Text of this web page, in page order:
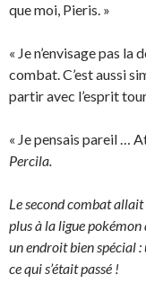
que moi, Pieris. »
« Je n’envisage pas
combat. C’est aussi
partir avec l’esprit
« Je pensais pareil …
Percila.
Le second combat
plus à la ligue pokémon
un endroit bien spécial
ce qui s’était passé !